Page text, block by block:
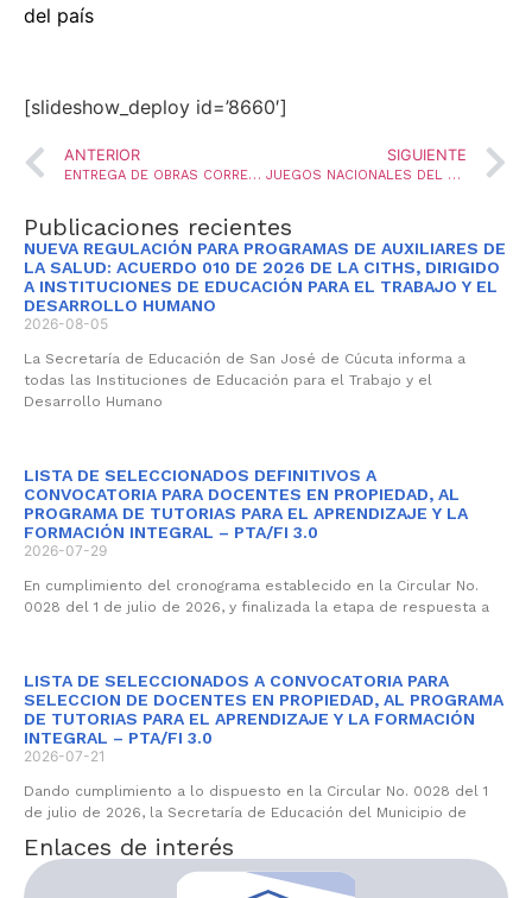
del país
[slideshow_deploy id=’8660′]
ANTERIOR
ENTREGA DE OBRAS CORREGIMIENTO CARMEN DE TONCHALÁ
SIGUIENTE
JUEGOS NACIONALES DEL MAGISTERIO
Publicaciones recientes
NUEVA REGULACIÓN PARA PROGRAMAS DE AUXILIARES DE
LA SALUD: ACUERDO 010 DE 2026 DE LA CITHS, DIRIGIDO
A INSTITUCIONES DE EDUCACIÓN PARA EL TRABAJO Y EL
DESARROLLO HUMANO
2026-08-05
La Secretaría de Educación de San José de Cúcuta informa a
todas las Instituciones de Educación para el Trabajo y el
Desarrollo Humano
LISTA DE SELECCIONADOS DEFINITIVOS A
CONVOCATORIA PARA DOCENTES EN PROPIEDAD, AL
PROGRAMA DE TUTORIAS PARA EL APRENDIZAJE Y LA
FORMACIÓN INTEGRAL – PTA/FI 3.0
2026-07-29
En cumplimiento del cronograma establecido en la Circular No.
0028 del 1 de julio de 2026, y finalizada la etapa de respuesta a
LISTA DE SELECCIONADOS A CONVOCATORIA PARA
SELECCION DE DOCENTES EN PROPIEDAD, AL PROGRAMA
DE TUTORIAS PARA EL APRENDIZAJE Y LA FORMACIÓN
INTEGRAL – PTA/FI 3.0
2026-07-21
Dando cumplimiento a lo dispuesto en la Circular No. 0028 del 1
de julio de 2026, la Secretaría de Educación del Municipio de
Enlaces de interés